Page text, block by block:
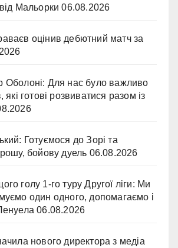
Мальорки 06.08.2026
оцінив дебютний матч за
Оболоні: Для нас було важливо
які готові розвиватися разом із
Готуємося до Зорі та
бойову дуель 06.08.2026
голу 1-го туру Другої ліги: Ми
один одного, допомагаємо і
06.08.2026
нового директора з медіа